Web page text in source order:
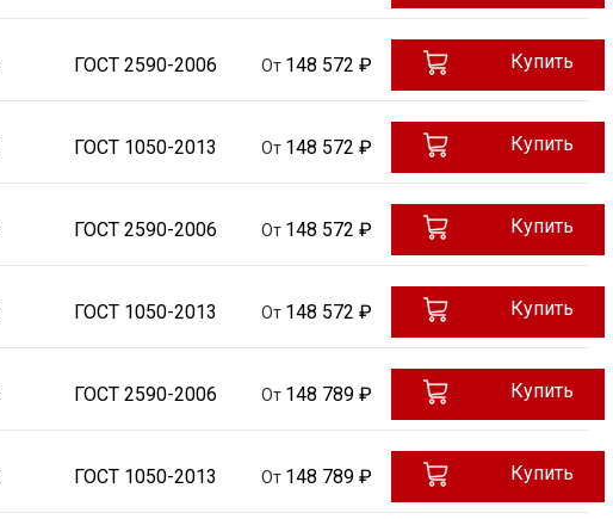
ГОСТ 2590-2006 От 148 572 ₽ Купить
ГОСТ 1050-2013 От 148 572 ₽ Купить
ГОСТ 2590-2006 От 148 572 ₽ Купить
ГОСТ 1050-2013 От 148 572 ₽ Купить
ГОСТ 2590-2006 От 148 789 ₽ Купить
ГОСТ 1050-2013 От 148 789 ₽ Купить